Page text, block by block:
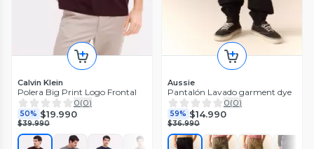
Calvin Klein
Polera Big Print Logo Frontal
0(0)
50% $19.990
$39.990
Aussie
Pantalón Lavado garment dye
0(0)
59% $14.990
$36.990